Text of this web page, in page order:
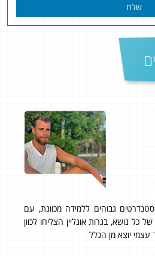
שלח
סטנדרטים גבוהים ללמידה מכוונת, עם
כל נושא, בגרות אונליין הצליחו לכוון
עצמי יוצא מן הכלל